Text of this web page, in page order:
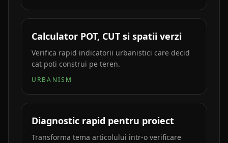
Calculator POT, CUT si spatii verzi
Verifica rapid indicatorii urbanistici care decid
cat poti construi pe teren.
URBANISM
Diagnostic rapid pentru proiect
Transforma tema articolului intr-o verificare